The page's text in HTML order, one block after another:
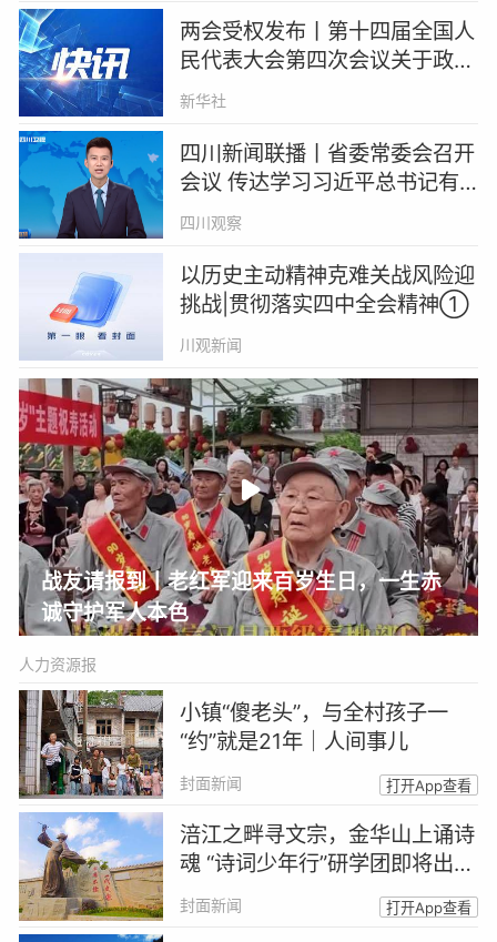
两会受权发布丨第十四届全国人
民代表大会第四次会议关于政府
工作报告的决议
新华社
四川新闻联播丨省委常委会召开
会议 传达学习习近平总书记有
关重要讲话重要指示精神和中央
有关会议精神 研究我省贯彻落
实意见 决定召开中共四川省委
十二届九次全会
四川观察
以历史主动精神克难关战风险迎
挑战|贯彻落实四中全会精神①
川观新闻
战友请报到丨老红军迎来百岁生日，一生赤
诚守护军人本色
人力资源报
小镇“傻老头”，与全村孩子一
“约”就是21年｜人间事儿
封面新闻 打开App查看
涪江之畔寻文宗，金华山上诵诗
魂 “诗词少年行”研学团即将出发
｜跟着诗词游四川
封面新闻 打开App查看